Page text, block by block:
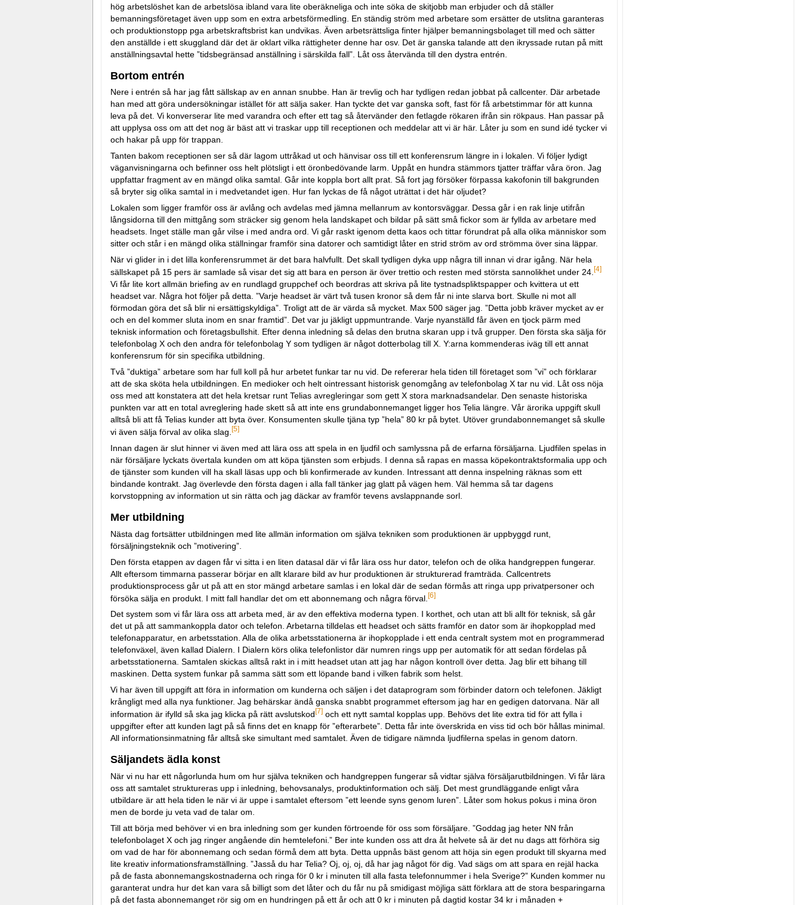
hög arbetslöshet kan de arbetslösa ibland vara lite oberäkneliga och inte söka de skitjobb man erbjuder och då ställer
bemanningsföretaget även upp som en extra arbetsförmedling. En ständig ström med arbetare som ersätter de utslitna garanteras
och produktionstopp pga arbetskraftsbrist kan undvikas. Även arbetsrättsliga finter hjälper bemanningsbolaget till med och sätter
den anställde i ett skuggland där det är oklart vilka rättigheter denne har osv. Det är ganska talande att den ikryssade rutan på mitt
anställningsavtal hette ”tidsbegränsad anställning i särskilda fall”. Låt oss återvända till den dystra entrén.
Bortom entrén
Nere i entrén så har jag fått sällskap av en annan snubbe. Han är trevlig och har tydligen redan jobbat på callcenter. Där arbetade
han med att göra undersökningar istället för att sälja saker. Han tyckte det var ganska soft, fast för få arbetstimmar för att kunna
leva på det. Vi konverserar lite med varandra och efter ett tag så återvänder den fetlagde rökaren ifrån sin rökpaus. Han passar på
att upplysa oss om att det nog är bäst att vi traskar upp till receptionen och meddelar att vi är här. Låter ju som en sund idé tycker vi
och hakar på upp för trappan.
Tanten bakom receptionen ser så där lagom uttråkad ut och hänvisar oss till ett konferensrum längre in i lokalen. Vi följer lydigt
väganvisningarna och befinner oss helt plötsligt i ett öronbedövande larm. Uppåt en hundra stämmors tjatter träffar våra öron. Jag
uppfattar fragment av en mängd olika samtal. Går inte koppla bort allt prat. Så fort jag försöker förpassa kakofonin till bakgrunden
så bryter sig olika samtal in i medvetandet igen. Hur fan lyckas de få något uträttat i det här oljudet?
Lokalen som ligger framför oss är avlång och avdelas med jämna mellanrum av kontorsväggar. Dessa går i en rak linje utifrån
långsidorna till den mittgång som sträcker sig genom hela landskapet och bildar på sätt små fickor som är fyllda av arbetare med
headsets. Inget ställe man går vilse i med andra ord. Vi går raskt igenom detta kaos och tittar förundrat på alla olika människor som
sitter och står i en mängd olika ställningar framför sina datorer och samtidigt låter en strid ström av ord strömma över sina läppar.
När vi glider in i det lilla konferensrummet är det bara halvfullt. Det skall tydligen dyka upp några till innan vi drar igång. När hela
sällskapet på 15 pers är samlade så visar det sig att bara en person är över trettio och resten med största sannolikhet under 24. [4]
Vi får lite kort allmän briefing av en rundlagd gruppchef och beordras att skriva på lite tystnadspliktspapper och kvittera ut ett
headset var. Några hot följer på detta. ”Varje headset är värt två tusen kronor så dem får ni inte slarva bort. Skulle ni mot all
förmodan göra det så blir ni ersättigskyldiga”. Troligt att de är värda så mycket. Max 500 säger jag. ”Detta jobb kräver mycket av er
och en del kommer sluta inom en snar framtid”. Det var ju jäkligt uppmuntrande. Varje nyanställd får även en tjock pärm med
teknisk information och företagsbullshit. Efter denna inledning så delas den brutna skaran upp i två grupper. Den första ska sälja för
telefonbolag X och den andra för telefonbolag Y som tydligen är något dotterbolag till X. Y:arna kommenderas iväg till ett annat
konferensrum för sin specifika utbildning.
Två ”duktiga” arbetare som har full koll på hur arbetet funkar tar nu vid. De refererar hela tiden till företaget som ”vi” och förklarar
att de ska sköta hela utbildningen. En medioker och helt ointressant historisk genomgång av telefonbolag X tar nu vid. Låt oss nöja
oss med att konstatera att det hela kretsar runt Telias avregleringar som gett X stora marknadsandelar. Den senaste historiska
punkten var att en total avreglering hade skett så att inte ens grundabonnemanget ligger hos Telia längre. Vår ärorika uppgift skull
alltså bli att få Telias kunder att byta över. Konsumenten skulle tjäna typ ”hela” 80 kr på bytet. Utöver grundabonnemanget så skulle
vi även sälja förval av olika slag. [5]
Innan dagen är slut hinner vi även med att lära oss att spela in en ljudfil och samlyssna på de erfarna försäljarna. Ljudfilen spelas in
när försäljare lyckats övertala kunden om att köpa tjänsten som erbjuds. I denna så rapas en massa köpekontraktsformalia upp och
de tjänster som kunden vill ha skall läsas upp och bli konfirmerade av kunden. Intressant att denna inspelning räknas som ett
bindande kontrakt. Jag överlevde den första dagen i alla fall tänker jag glatt på vägen hem. Väl hemma så tar dagens
korvstoppning av information ut sin rätta och jag däckar av framför tevens avslappnande sorl.
Mer utbildning
Nästa dag fortsätter utbildningen med lite allmän information om själva tekniken som produktionen är uppbyggd runt,
försäljningsteknik och ”motivering”.
Den första etappen av dagen får vi sitta i en liten datasal där vi får lära oss hur dator, telefon och de olika handgreppen fungerar.
Allt eftersom timmarna passerar börjar en allt klarare bild av hur produktionen är strukturerad framträda. Callcentrets
produktionsprocess går ut på att en stor mängd arbetare samlas i en lokal där de sedan förmås att ringa upp privatpersoner och
försöka sälja en produkt. I mitt fall handlar det om ett abonnemang och några förval. [6]
Det system som vi får lära oss att arbeta med, är av den effektiva moderna typen. I korthet, och utan att bli allt för teknisk, så går
det ut på att sammankoppla dator och telefon. Arbetarna tilldelas ett headset och sätts framför en dator som är ihopkopplad med
telefonapparatur, en arbetsstation. Alla de olika arbetsstationerna är ihopkopplade i ett enda centralt system mot en programmerad
telefonväxel, även kallad Dialern. I Dialern körs olika telefonlistor där numren rings upp per automatik för att sedan fördelas på
arbetsstationerna. Samtalen skickas alltså rakt in i mitt headset utan att jag har någon kontroll över detta. Jag blir ett bihang till
maskinen. Detta system funkar på samma sätt som ett löpande band i vilken fabrik som helst.
Vi har även till uppgift att föra in information om kunderna och säljen i det dataprogram som förbinder datorn och telefonen. Jäkligt
krångligt med alla nya funktioner. Jag behärskar ändå ganska snabbt programmet eftersom jag har en gedigen datorvana. När all
information är ifylld så ska jag klicka på rätt avslutskod [7]och ett nytt samtal kopplas upp. Behövs det lite extra tid för att fylla i
uppgifter efter att kunden lagt på så finns det en knapp för ”efterarbete”. Detta får inte överskrida en viss tid och bör hållas minimal.
All informationsinmatning får alltså ske simultant med samtalet. Även de tidigare nämnda ljudfilerna spelas in genom datorn.
Säljandets ädla konst
När vi nu har ett någorlunda hum om hur själva tekniken och handgreppen fungerar så vidtar själva försäljarutbildningen. Vi får lära
oss att samtalet struktureras upp i inledning, behovsanalys, produktinformation och sälj. Det mest grundläggande enligt våra
utbildare är att hela tiden le när vi är uppe i samtalet eftersom ”ett leende syns genom luren”. Låter som hokus pokus i mina öron
men de borde ju veta vad de talar om.
Till att börja med behöver vi en bra inledning som ger kunden förtroende för oss som försäljare. ”Goddag jag heter NN från
telefonbolaget X och jag ringer angående din hemtelefoni.” Ber inte kunden oss att dra åt helvete så är det nu dags att förhöra sig
om vad de har för abonnemang och sedan förmå dem att byta. Detta uppnås bäst genom att höja sin egen produkt till skyarna med
lite kreativ informationsframställning. ”Jasså du har Telia? Oj, oj, oj, då har jag något för dig. Vad sägs om att spara en rejäl hacka
på de fasta abonnemangskostnaderna och ringa för 0 kr i minuten till alla fasta telefonnummer i hela Sverige?” Kunden kommer nu
garanterat undra hur det kan vara så billigt som det låter och du får nu på smidigast möjliga sätt förklara att de stora besparingarna
på det fasta abonnemanget rör sig om en hundringen på ett år och att 0 kr i minuten på dagtid kostar 34 kr i månaden +